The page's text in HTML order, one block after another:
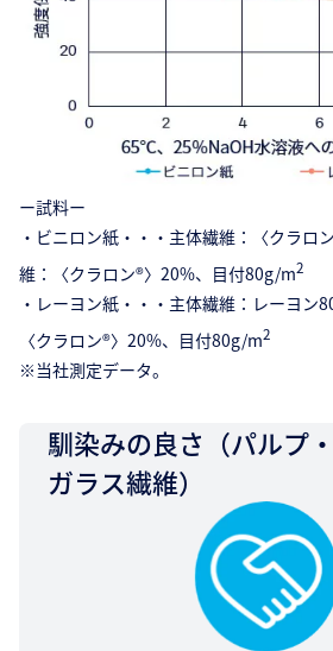
ー試料ー
・ビニロン紙・・・主体繊維：〈クラロ
維：〈クラロン®〉20%、目付80g/m2
・レーヨン紙・・・主体繊維：レーヨン
〈クラロン®〉20%、目付80g/m2
※当社測定データ。
馴染みの良さ（パルプ
ガラス繊維）